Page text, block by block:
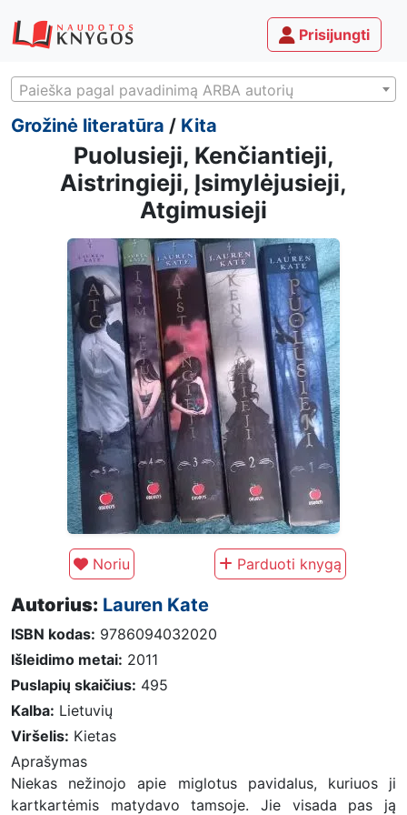
Prisijungti
Paieška pagal pavadinimą ARBA autorių
Grožinė literatūra / Kita
Puolusieji, Kenčiantieji,
Aistringieji, Įsimylėjusieji,
Atgimusieji
Noriu Parduoti knygą
Autorius: Lauren Kate
ISBN kodas: 9786094032020
Išleidimo metai: 2011
Puslapių skaičius: 495
Kalba: Lietuvių
Viršelis: Kietas
Aprašymas
Niekas nežinojo apie miglotus pavidalus, kuriuos ji
kartkartėmis matydavo tamsoje. Jie visada pas ją